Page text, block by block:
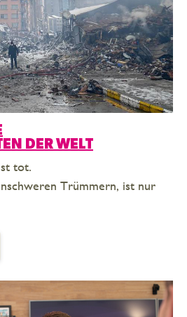
DER WELT
tot.
Trümmern, ist nur